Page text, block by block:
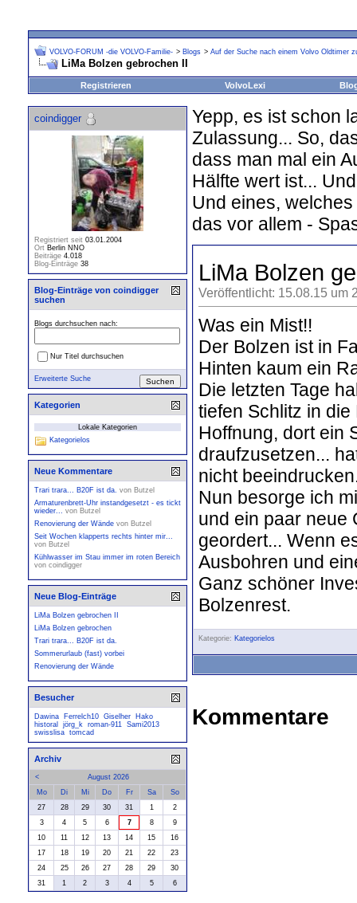
VOLVO-FORUM -die VOLVO-Familie- > Blogs > Auf der Suche nach einem Volvo Oldtimer
LiMa Bolzen gebrochen II
Registrieren VolvoLexi
Yepp, es ist schon
Zulassung... So,
dass man mal ein
Hälfte wert ist...
Und eines,
das vor allem -
LiMa Bolzen
Veröffentlicht: 15.08.15 um
Was ein Mist!!
Der Bolzen ist in
Hinten kaum ein
Die letzten Tage
tiefen Schlitz in
Hoffnung, dort ein
draufzusetzen...
nicht
Nun besorge ich
und ein paar neue
geordert... Wenn
Ausbohren und
Ganz schöner
Bolzenrest.
Kategorie: Kategorielos
Kommentare
coindigger
Registriert seit 03.01.2004
Ort Berlin NNO
Beiträge 4.018
Blog-Einträge 38
Blog-Einträge von coindigger
suchen
Blogs durchsuchen nach:
Nur Titel durchsuchen
Erweiterte Suche
Kategorien
Lokale Kategorien
Kategorielos
Neue Kommentare
Trari trara... B20F ist da. von Butzel
Armaturenbrett-Uhr instandgesetzt - es tickt
wieder... von Butzel
Renovierung der Wände von Butzel
Seit Wochen klapperts rechts hinter mir...
von Butzel
Kühlwasser im Stau immer im roten Bereich
von coindigger
Neue Blog-Einträge
LiMa Bolzen gebrochen II
LiMa Bolzen gebrochen
Trari trara... B20F ist da.
Sommerurlaub (fast) vorbei
Renovierung der Wände
Besucher
Dawina Ferrelch10 Giselher
Hako
historal
jörg_k roman-911 Sami2013
swisslisa tomcad
Archiv
<
August 2026
Mo
Di Mi Do Fr Sa
So
27
28 29 30 31 1
2
3
4 5 6 7 8
9
10
11 12 13 14 15
16
17
18 19 20 21 22
23
24
25 26 27 28 29
30
31
1 2 3 4 5 6